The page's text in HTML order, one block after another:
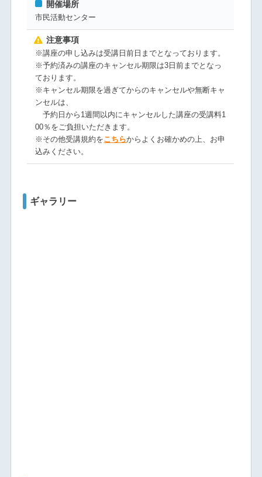
開催場所
市民活動センター
注意事項
※講座の申し込みは受講日前日までとなっております。
※予約済みの講座のキャンセル期限は3日前までとなっ
ております。
※キャンセル期限を過ぎてからのキャンセルや無断キャ
ンセルは、
予約日から1週間以内にキャンセルした講座の受講料1
00％をご負担いただきます。
※その他受講規約をこちらからよくお確かめの上、お申
込みください。
ギャラリー